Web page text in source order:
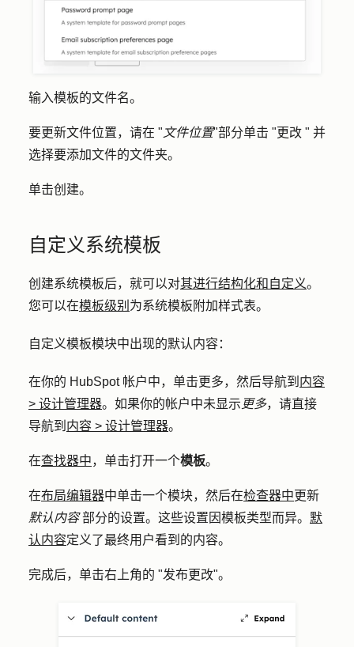
输入模板的文件名。
要更新文件位置，请在 " 文件位置"部分单击 "更改 " 并
选择要添加文件的文件夹。
单击创建。
自定义系统模板
创建系统模板后，就可以对其进行结构化和自定义。
您可以在模板级别 为系统模板附加样式表。
自定义模板模块中出现的默认内容：
在你的 HubSpot 帐户中，单击更多，然后导航到 内容
> 设计管理器。如果你的帐户中未显示 更多，请直接
导航到 内容 > 设计管理器。
在查找器中，单击打开一个模板。
在布局编辑器中单击一个模块，然后在检查器中更新
默认内容部分的设置。这些设置因模板类型而异。 默
认内容定义了最终用户看到的内容。
完成后，单击右上角的 "发布更改"。